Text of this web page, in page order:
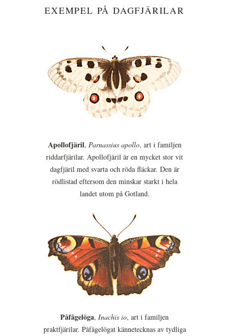
EXEMPEL PÅ DAGFJÄRILAR
Apollofjäril, Parnassius apollo, art i familjen
riddarfjärilar. Apollofjäril är en mycket stor vit
dagfjäril med svarta och röda fläckar. Den är
rödlistad eftersom den minskar starkt i hela
landet utom på Gotland.
Påfågelöga, Inachis io, art i familjen
praktfjärilar. Påfågelögat kännetecknas av tydliga